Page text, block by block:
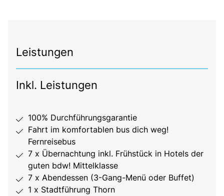
Leistungen
Inkl. Leistungen
100% Durchführungsgarantie
Fahrt im komfortablen bus dich weg!
Fernreisebus
7 x Übernachtung inkl. Frühstück in Hotels der
guten bdw! Mittelklasse
7 x Abendessen (3-Gang-Menü oder Buffet)
1 x Stadtführung Thorn